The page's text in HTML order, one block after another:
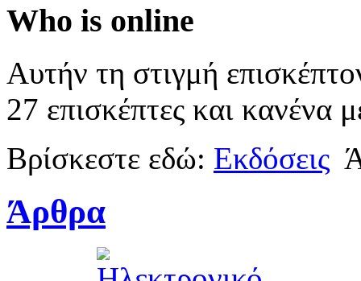
Who is online
Αυτήν τη στιγμή
27 επισκέπτες και κανένα
Βρίσκεστε εδώ: Εκδόσεις
Άρθρα